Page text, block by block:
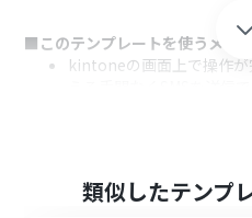
■このテンプレートを使うメリッ
kintoneの画面上で操作
類似したテンプ